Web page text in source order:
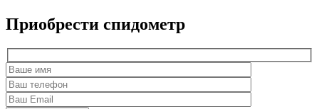
Приобрести спидометр